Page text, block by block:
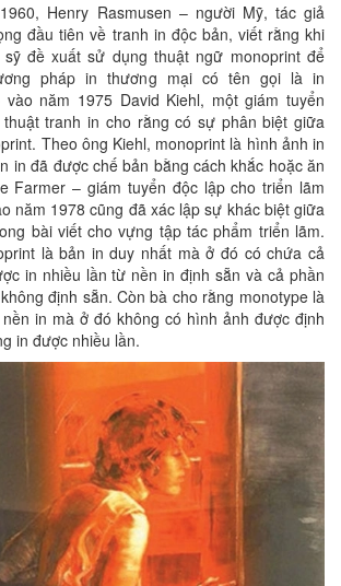
Henry Rasmusen – người Mỹ, tác giả
đầu tiên về tranh in độc bản, viết rằng khi
đề xuất sử dụng thuật ngữ monoprint để
pháp in thương mại có tên gọi là in
vào năm 1975 David Kiehl, một giám tuyển
tranh in cho rằng có sự phân biệt giữa
Theo ông Kiehl, monoprint là hình ảnh in
in đã được chế bản bằng cách khắc hoặc ăn
Farmer – giám tuyển độc lập cho triển lãm
năm 1978 cũng đã xác lập sự khác biệt giữa
bài viết cho vựng tập tác phẩm triển lãm.
là bản in duy nhất mà ở đó có chứa cả
in nhiều lần từ nền in định sẵn và cả phần
định sẵn. Còn bà cho rằng monotype là
in mà ở đó không có hình ảnh được định
in được nhiều lần.